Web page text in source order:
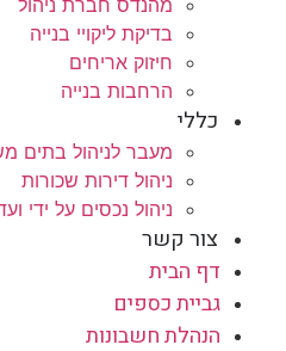
בדיקת ליקויי בנייה
חיזוק אריחים
הרחבות בנייה
כללי
מעבר לניהול בתים
ניהול דירות שכורות
ניהול נכסים על ידי
צור קשר
דף הבית
גביית כספים
הנהלת חשבונות